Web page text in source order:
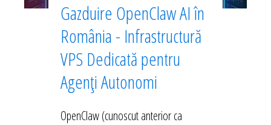
Gazduire OpenClaw AI în
România - Infrastructură
VPS Dedicată pentru
Agenți Autonomi
OpenClaw (cunoscut anterior ca